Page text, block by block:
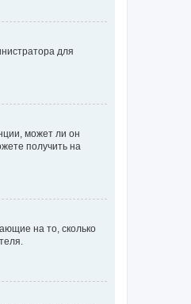
для
может ли он
получить на
на то, сколько